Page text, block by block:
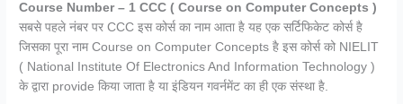
Course Number – 1 CCC ( Course on Computer Concepts )
सबसे पहले नंबर पर CCC इस कोर्स का नाम आता है यह एक सर्टिफिकेट कोर्स है
जिसका पूरा नाम Course on Computer Concepts है इस कोर्स को NIELIT
( National Institute Of Electronics And Information Technology )
के द्वारा provide किया जाता है या इंडियन गवर्नमेंट का ही एक संस्था है.